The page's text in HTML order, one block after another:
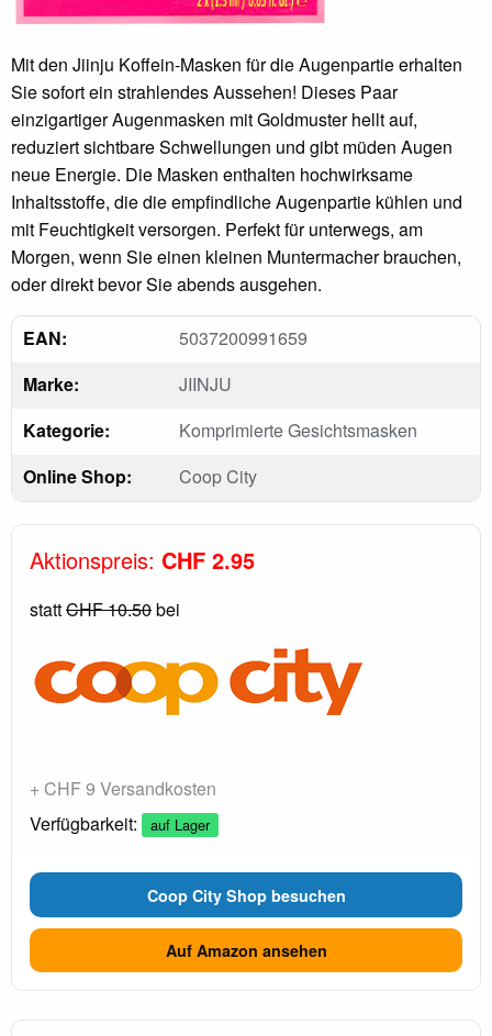
Mit den Jiinju Koffein-Masken für die Augenpartie erhalten
Sie sofort ein strahlendes Aussehen! Dieses Paar
einzigartiger Augenmasken mit Goldmuster hellt auf,
reduziert sichtbare Schwellungen und gibt müden Augen
neue Energie. Die Masken enthalten hochwirksame
Inhaltsstoffe, die die empfindliche Augenpartie kühlen und
mit Feuchtigkeit versorgen. Perfekt für unterwegs, am
Morgen, wenn Sie einen kleinen Muntermacher brauchen,
oder direkt bevor Sie abends ausgehen.
EAN:
5037200991659
Marke:
JIINJU
Kategorie:
Komprimierte Gesichtsmasken
Online Shop:
Coop City
Aktionspreis: CHF 2.95
stattCHF 10.50bei
+ CHF 9 Versandkosten
Verfügbarkeit:
auf Lager
Coop City Shop besuchen
Auf Amazon ansehen